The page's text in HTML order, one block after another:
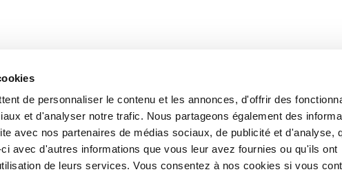
de personnaliser le contenu et les annonces, d'offrir des
et d'analyser notre trafic. Nous partageons également des
avec nos partenaires de médias sociaux, de publicité et d'analyse,
avec d'autres informations que vous leur avez fournies ou qu'ils ont
de leurs services. Vous consentez à nos cookies si vous